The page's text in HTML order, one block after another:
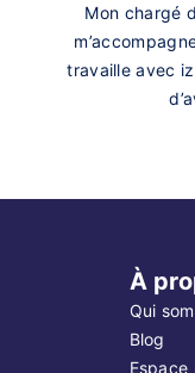
Mon chargé
travaille avec
À
Qui
Blog
Espace